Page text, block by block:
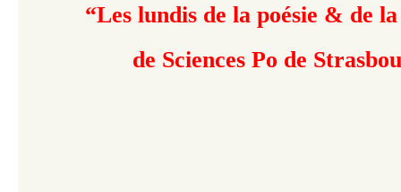
“Les lundis de la poésie & de
de Sciences Po de